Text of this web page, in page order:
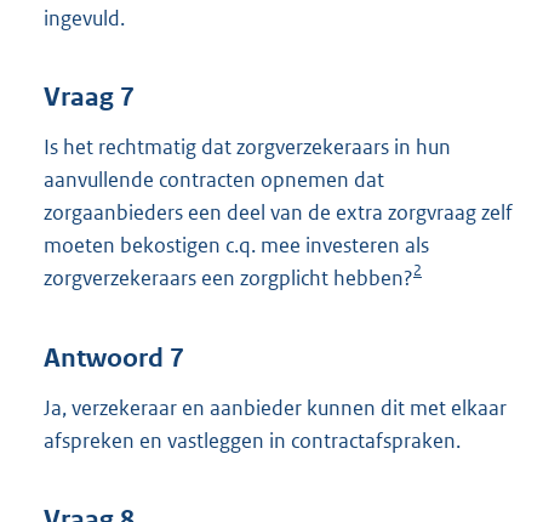
ingevuld.
Vraag 7
Is het rechtmatig dat zorgverzekeraars in hun
aanvullende contracten opnemen dat
zorgaanbieders een deel van de extra zorgvraag zelf
moeten bekostigen c.q. mee investeren als
zorgverzekeraars een zorgplicht hebben?2
Antwoord 7
Ja, verzekeraar en aanbieder kunnen dit met elkaar
afspreken en vastleggen in contractafspraken.